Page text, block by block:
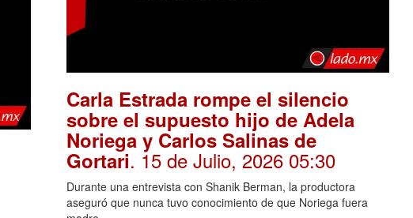
Carla Estrada rompe el silencio
sobre el supuesto hijo de Adela
Noriega y Carlos Salinas de
Gortari. 15 de Julio, 2026 05:30
Durante una entrevista con Shanik Berman, la productora
aseguró que nunca tuvo conocimiento de que Noriega fuera